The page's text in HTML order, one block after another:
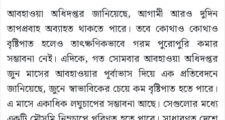
আবহাওয়া অধিদপ্তর জানিয়েছে, আগামী আরও দুদিন
তাপপ্রবাহ অব্যাহত থাকতে পারে। তবে কোথাও কোথাও
বৃষ্টিপাত হলেও তাৎক্ষণিকভাবে গরম পুরোপুরি কমার
সম্ভাবনা নেই। এদিকে, গত সোমবার আবহাওয়া অধিদপ্তর
জুন মাসের আবহাওয়ার পূর্বাভাস দিয়ে এক প্রতিবেদনে
জানিয়েছে, জুনে স্বাভাবিকের চেয়ে কম বৃষ্টিপাত হতে পারে।
এ মাসে একাধিক লঘুচাপের সম্ভাবনা আছে। সেগুলোর মধ্যে